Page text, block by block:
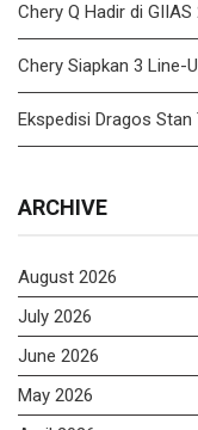
Chery Q Hadir di GIIAS
Chery Siapkan 3 Line-
Ekspedisi Dragos
ARCHIVE
August 2026
July 2026
June 2026
May 2026